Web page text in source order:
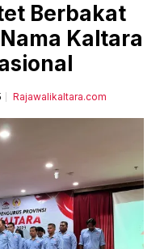
Berbakat
Kaltara
Rajawalikaltara.com